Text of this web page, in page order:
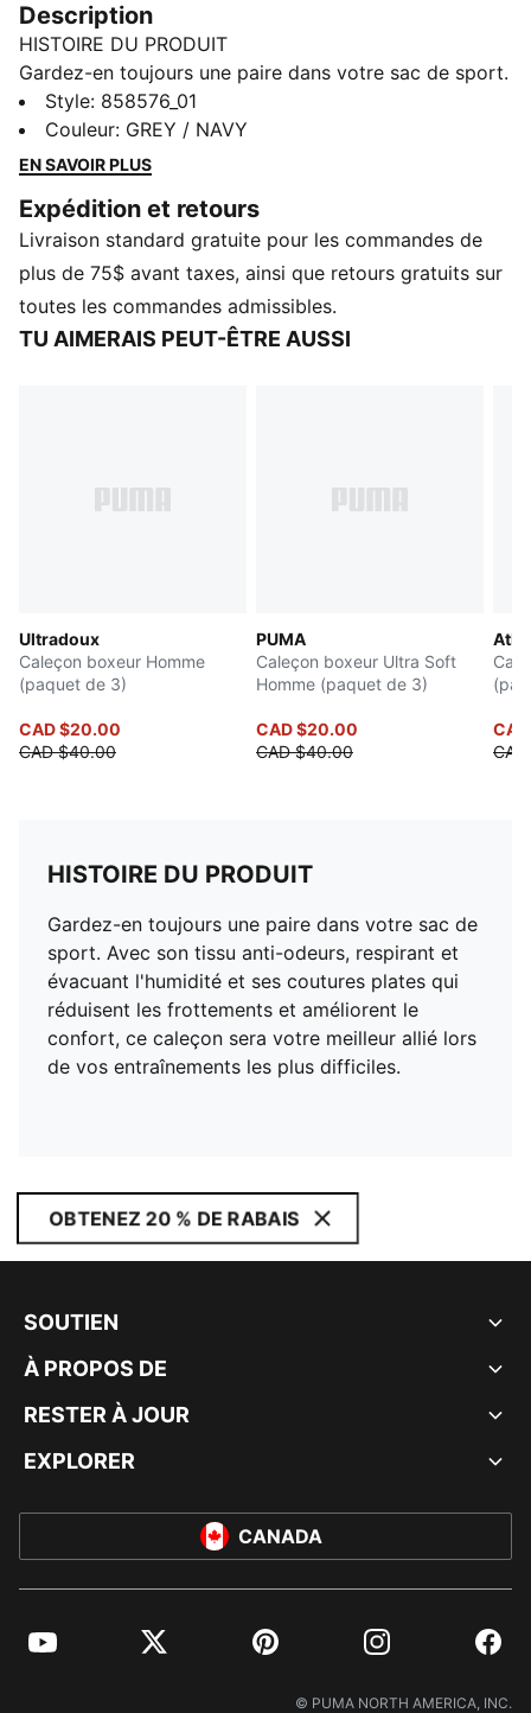
Description
HISTOIRE DU PRODUIT
Gardez-en toujours une paire dans votre sac de sport.
Avec son tissu anti-odeurs, respirant et évacuant
l'humidité et ses coutures plates qui réduisent les
frottements et améliorent le confort, ce caleçon sera
difficiles.
Style: 858576_01
Couleur: GREY / NAVY
EN SAVOIR PLUS
Expédition et retours
Livraison standard gratuite pour les commandes de
plus de 75$ avant taxes, ainsi que retours gratuits sur
toutes les commandes admissibles.
TU AIMERAIS PEUT-ÊTRE AUSSI
Ultradoux
Caleçon boxeur Homme
(paquet de 3)
CAD $20.00
CAD $40.00
PUMA
Caleçon boxeur Ultra Soft
Homme (paquet de 3)
CAD $20.00
CAD $40.00
HISTOIRE DU PRODUIT
Gardez-en toujours une paire dans votre sac de
sport. Avec son tissu anti-odeurs, respirant et
évacuant l'humidité et ses coutures plates qui
réduisent les frottements et améliorent le
confort, ce caleçon sera votre meilleur allié lors
de vos entraînements les plus difficiles.
OBTENEZ 20 % DE RABAIS
SOUTIEN
À PROPOS DE
RESTER À JOUR
EXPLORER
CANADA
YouTube Twitter Pinterest Instagram
© PUMA NORTH AMERICA, INC.